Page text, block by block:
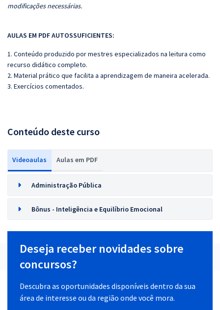
modificações necessárias.
AULAS EM PDF AUTOSSUFICIENTES:
1. Conteúdo produzido por mestres especializados na leitura como
recurso didático completo.
2. Material prático que facilita a aprendizagem de maneira acelerada.
3. Exercícios comentados.
Conteúdo deste curso
Videoaulas Aulas em PDF
Administração Pública
Bônus - Inteligência e Equilíbrio Emocional
Deseja receber novidades sobre
concursos?
Descubra as oportunidades disponíveis dentro da sua
área de interesse ou da região onde você mora.